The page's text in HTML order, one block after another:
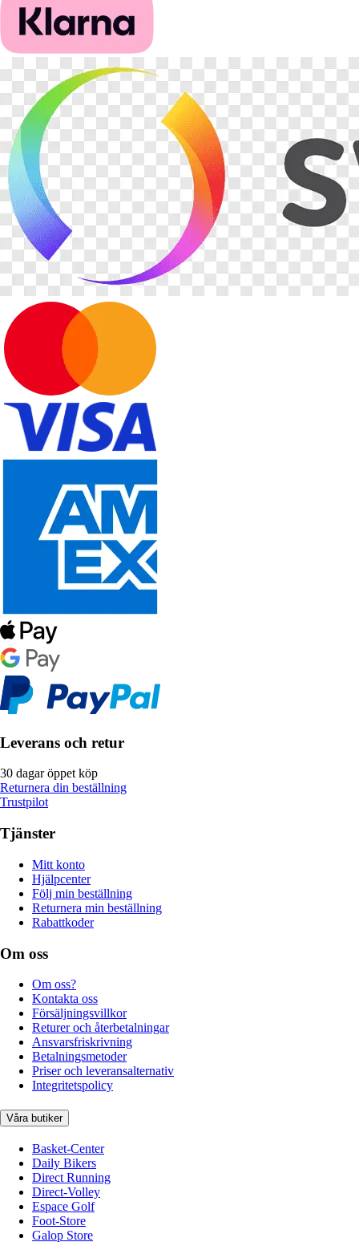
Leverans och retur
30 dagar öppet köp
Returnera din beställning
Trustpilot
Tjänster
Mitt konto
Hjälpcenter
Följ min beställning
Returnera min beställning
Rabattkoder
Om oss
Om oss?
Kontakta oss
Försäljningsvillkor
Returer och återbetalningar
Ansvarsfriskrivning
Betalningsmetoder
Priser och leveransalternativ
Integritetspolicy
Våra butiker
Basket-Center
Daily Bikers
Direct Running
Direct-Volley
Espace Golf
Foot-Store
Galop Store